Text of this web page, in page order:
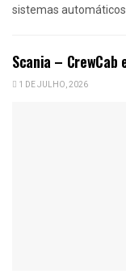
sistemas
Scania –
1 DE JULHO, 2026